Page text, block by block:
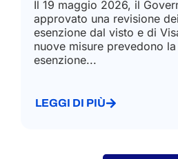
Il 19 maggio 2026, il
approvato una revisione
esenzione dal visto e di
nuove misure prevedono
esenzione...
LEGGI DI PIÙ